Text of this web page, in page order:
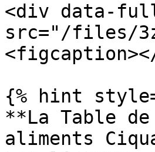
<div data-
src="/files/
{% hint
**La Table
aliments